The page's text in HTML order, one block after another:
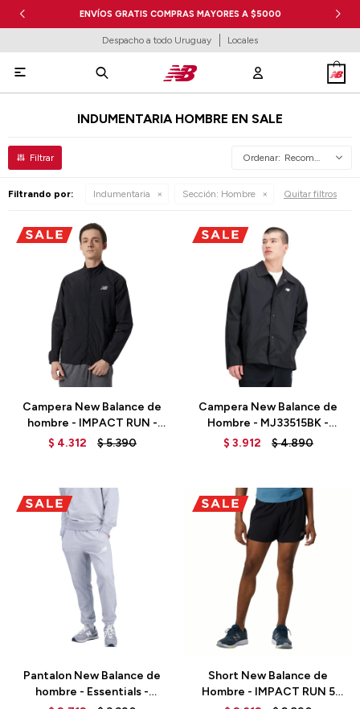
ENVÍOS GRATIS COMPRAS MAYORES A $5000
Despacho a todo Uruguay Locales

INDUMENTARIA HOMBRE EN SALE
Recomendados
Filtrando por: Indumentaria Sección: Hombre Quitar filtros
Campera New Balance de
hombre - IMPACT RUN -
MJ21264BK - BLACK
$ 4.312 $5.390
Talle
Campera New Balance de
Hombre - MJ33515BK -
BLACK
$ 3.912 $4.890
Talle
Pantalon New Balance de
hombre - Essentials -
Short New Balance de
Hombre - IMPACT RUN 5
Talle